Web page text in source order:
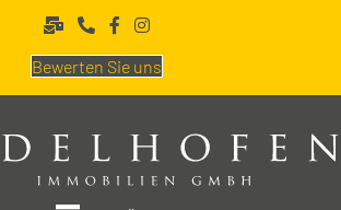
Bewerten Sie uns